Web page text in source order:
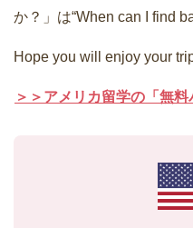
か？」は“When can I find
Hope you will enjoy your
＞＞アメリカ留学の「無